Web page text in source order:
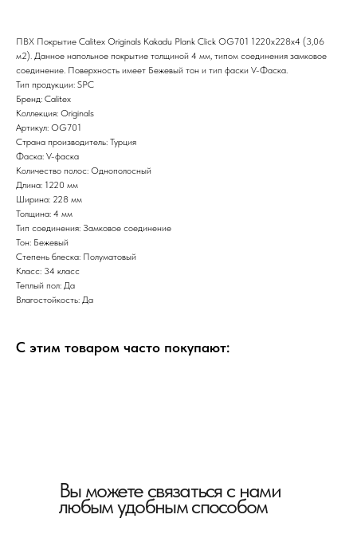
ПВХ Покрытие Calitex Originals Kakadu Plank Click OG701 1220x228x4 (3,06
м2). Данное напольное покрытие толщиной 4 мм, типом соединения замковое
соединение. Поверхность имеет Бежевый тон и тип фаски V-Фаска.
Тип продукции: SPC
Бренд: Calitex
Коллекция: Originals
Артикул: OG701
Страна производитель: Турция
Фаска: V-фаска
Количество полос: Однополосный
Длина: 1220 мм
Ширина: 228 мм
Толщина: 4 мм
Тип соединения: Замковое соединение
Тон: Бежевый
Степень блеска: Полуматовый
Класс: 34 класс
Теплый пол: Да
Влагостойкость: Да
С этим товаром часто покупают:
Вы можете связаться с нами
любым удобным способом